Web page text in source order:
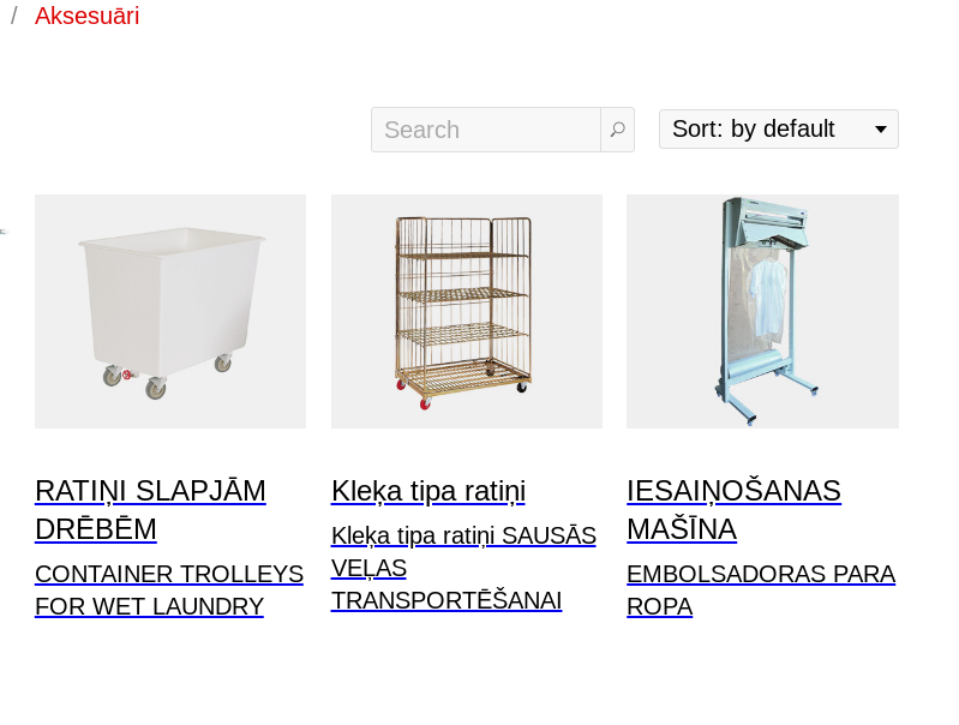
/ Aksesuāri
RATIŅI SLAPJĀM
DRĒBĒM
CONTAINER TROLLEYS
FOR WET LAUNDRY
Kleķa tipa ratiņi
Kleķa tipa ratiņi SAUSĀS
VEĻAS
TRANSPORTĒŠANAI
IESAIŅOŠANAS
MAŠĪNA
EMBOLSADORAS PARA
ROPA